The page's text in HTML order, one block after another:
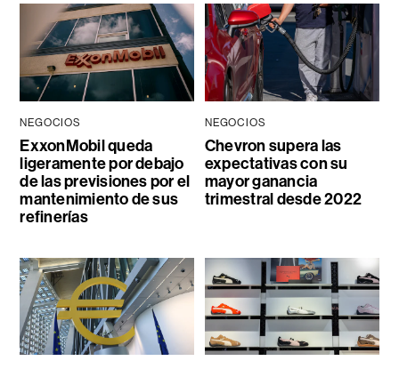
NEGOCIOS
ExxonMobil queda
ligeramente por debajo
de las previsiones por el
mantenimiento de sus
refinerías
NEGOCIOS
Chevron supera las
expectativas con su
mayor ganancia
trimestral desde 2022